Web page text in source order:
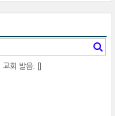
교회 발음: []